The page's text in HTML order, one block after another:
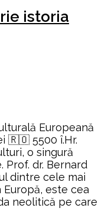
istoria
Europeană
🇷🇴 5500 î.Hr.
o singură
Prof. dr. Bernard
dintre cele mai
este cea
neolitică pe care